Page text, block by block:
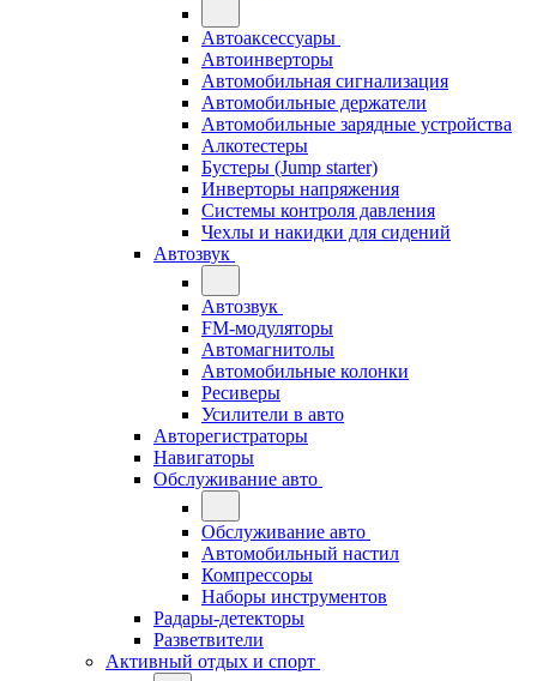
Автоаксессуары
Автоинверторы
Автомобильная сигнализация
Автомобильные держатели
Автомобильные зарядные устройства
Алкотестеры
Бустеры (Jump starter)
Инверторы напряжения
Системы контроля давления
Чехлы и накидки для сидений
Автозвук
Автозвук
FM-модуляторы
Автомагнитолы
Автомобильные колонки
Ресиверы
Усилители в авто
Авторегистраторы
Навигаторы
Обслуживание авто
Обслуживание авто
Автомобильный настил
Компрессоры
Наборы инструментов
Радары-детекторы
Разветвители
Активный отдых и спорт